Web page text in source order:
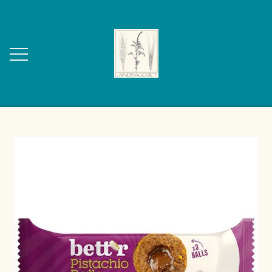
WEBSHOP
BAGVÆRK